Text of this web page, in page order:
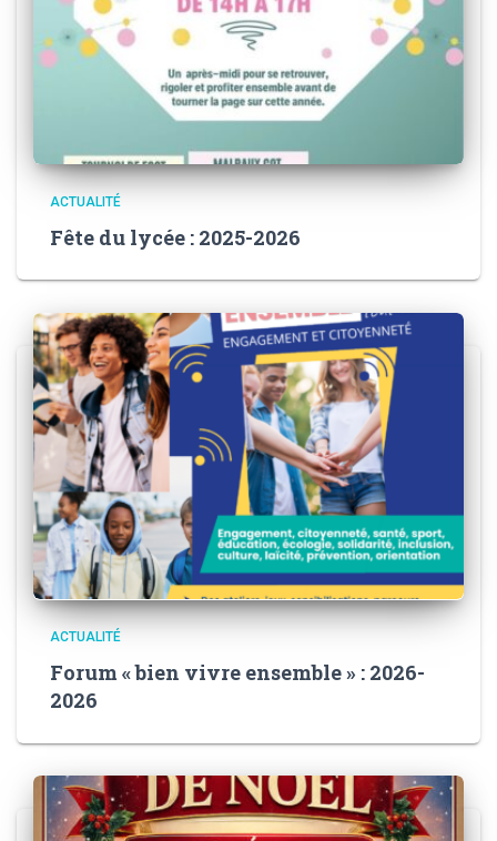
ACTUALITÉ
Fête du lycée : 2025-2026
ACTUALITÉ
Forum « bien vivre ensemble » : 2026-
2026